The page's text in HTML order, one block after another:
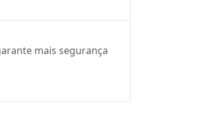
mais segurança